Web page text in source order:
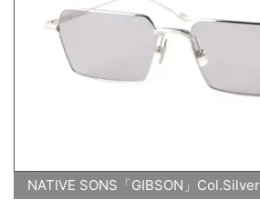
NATIVE SONS「GIBSON」